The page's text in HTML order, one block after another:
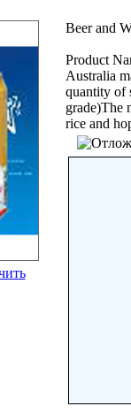
Beer and
Product
Australia
quantity of
grade)The
rice and